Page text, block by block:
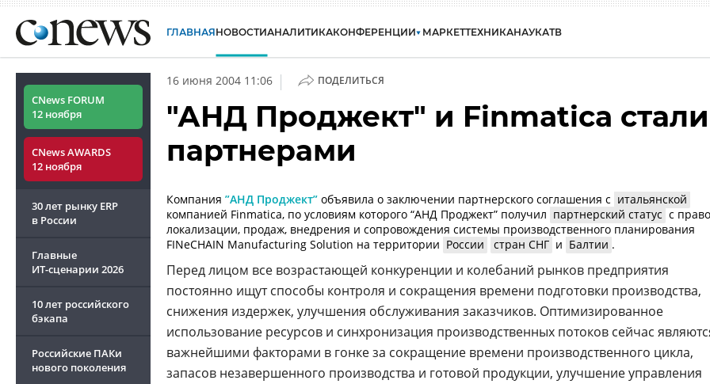
ГЛАВНАЯНОВОСТИАНАЛИТИКАКОНФЕРЕНЦИИ МАРКЕТТЕХНИКАНАУКАТВ
CNews FORUM
12 ноября
CNews AWARDS
12 ноября
30 лет рынку ERP
в России
Главные
ИТ-сценарии 2026
10 лет российского
бэкапа
Российские ПАКи
нового поколения
16 июня 2004 11:06 | ПОДЕЛИТЬСЯ
"АНД Проджект" и Finmatica стали
партнерами
Компания ”АНД Проджект” объявила о заключении партнерского соглашения с итальянской
компанией Finmatica, по условиям которого “АНД Проджект” получил партнерский статус с
локализации, продаж, внедрения и сопровождения системы производственного планирования
FINeCHAIN Manufacturing Solution на территории России стран СНГ и Балтии .
Перед лицом все возрастающей конкуренции и колебаний рынков предприятия
постоянно ищут способы контроля и сокращения времени подготовки производства,
снижения издержек, улучшения обслуживания заказчиков. Оптимизированное
использование ресурсов и синхронизация производственных потоков сейчас
важнейшими факторами в гонке за сокращение времени производственного цикла,
запасов незавершенного производства и готовой продукции, улучшение управления